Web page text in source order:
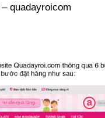
– quadayroicom